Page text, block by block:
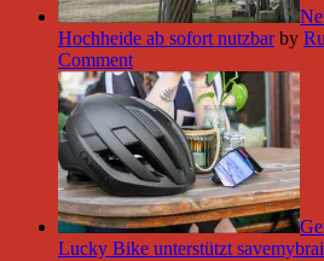
Hochheide ab sofort nutzbar by
Comment
Lucky Bike unterstützt